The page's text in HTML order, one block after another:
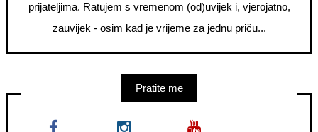
prijateljima. Ratujem s vremenom (od)uvijek i, vjerojatno,
zauvijek - osim kad je vrijeme za jednu priču...
Pratite me